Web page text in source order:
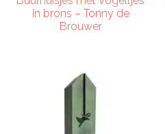
in brons – Tonny de
Brouwer